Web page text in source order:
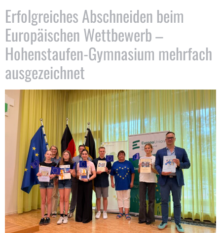
Erfolgreiches Abschneiden beim
Europäischen Wettbewerb –
Hohenstaufen-Gymnasium mehrfach
ausgezeichnet